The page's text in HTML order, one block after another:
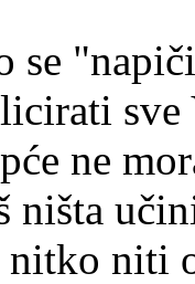
se
ne
ništa
nitko niti